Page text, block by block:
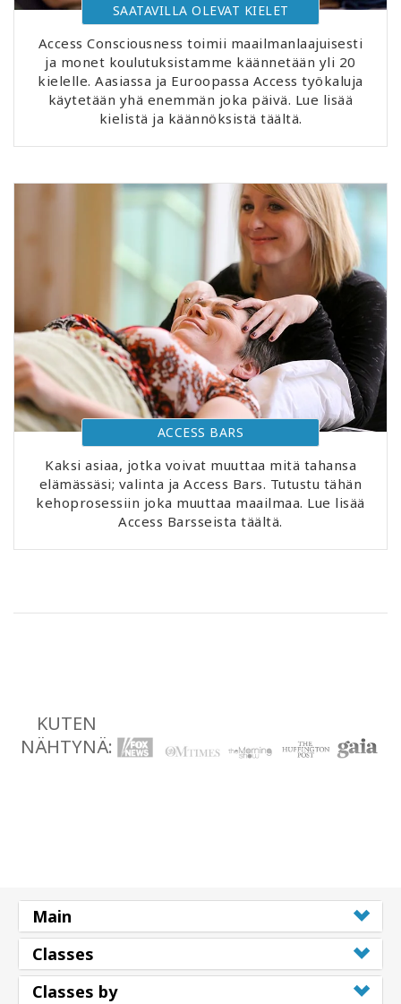
SAATAVILLA OLEVAT KIELET
Access Consciousness toimii maailmanlaajuisesti
ja monet koulutuksistamme käännetään yli 20
kielelle. Aasiassa ja Euroopassa Access työkaluja
käytetään yhä enemmän joka päivä. Lue lisää
kielistä ja käännöksistä täältä.
ACCESS BARS
Kaksi asiaa, jotka voivat muuttaa mitä tahansa
elämässäsi; valinta ja Access Bars. Tutustu tähän
kehoprosessiin joka muuttaa maailmaa. Lue lisää
Access Barsseista täältä.
KUTEN
NÄHTYNÄ:
Main
Classes
Classes by